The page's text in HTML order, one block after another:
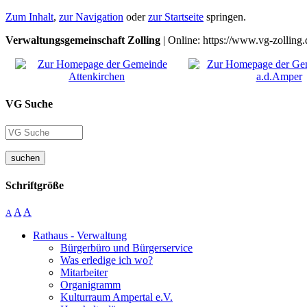
Zum Inhalt, zur Navigation oderzur Startseite springen.
Verwaltungsgemeinschaft Zolling | Online: https://www.vg-
VG Suche
suchen
Schriftgröße
A A A
Rathaus - Verwaltung
Bürgerbüro und Bürgerservice
Was erledige ich wo?
Mitarbeiter
Organigramm
Kulturraum Ampertal e.V.